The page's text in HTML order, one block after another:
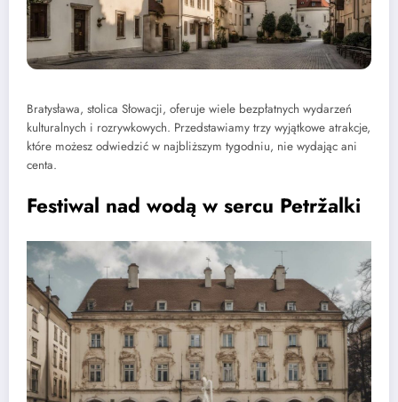
Bratysława, stolica Słowacji, oferuje wiele bezpłatnych wydarzeń
kulturalnych i rozrywkowych. Przedstawiamy trzy wyjątkowe atrakcje,
które możesz odwiedzić w najbliższym tygodniu, nie wydając ani
centa.
Festiwal nad wodą w sercu Petržalki